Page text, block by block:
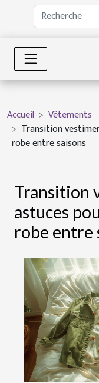
Accueil
Vêtements
Transition
robe entre saisons
Transition
astuces
robe entre